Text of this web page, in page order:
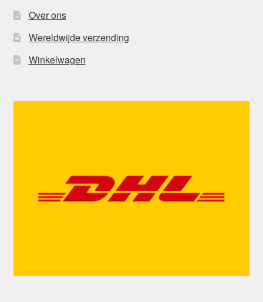
Over ons
Wereldwijde verzending
Winkelwagen